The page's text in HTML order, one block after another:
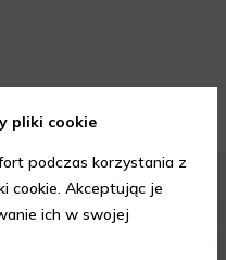
KOSMETYKI PIELĘGNACJA SKÓRY
pliki cookie
podczas korzystania z
cookie. Akceptując je
ich w swojej